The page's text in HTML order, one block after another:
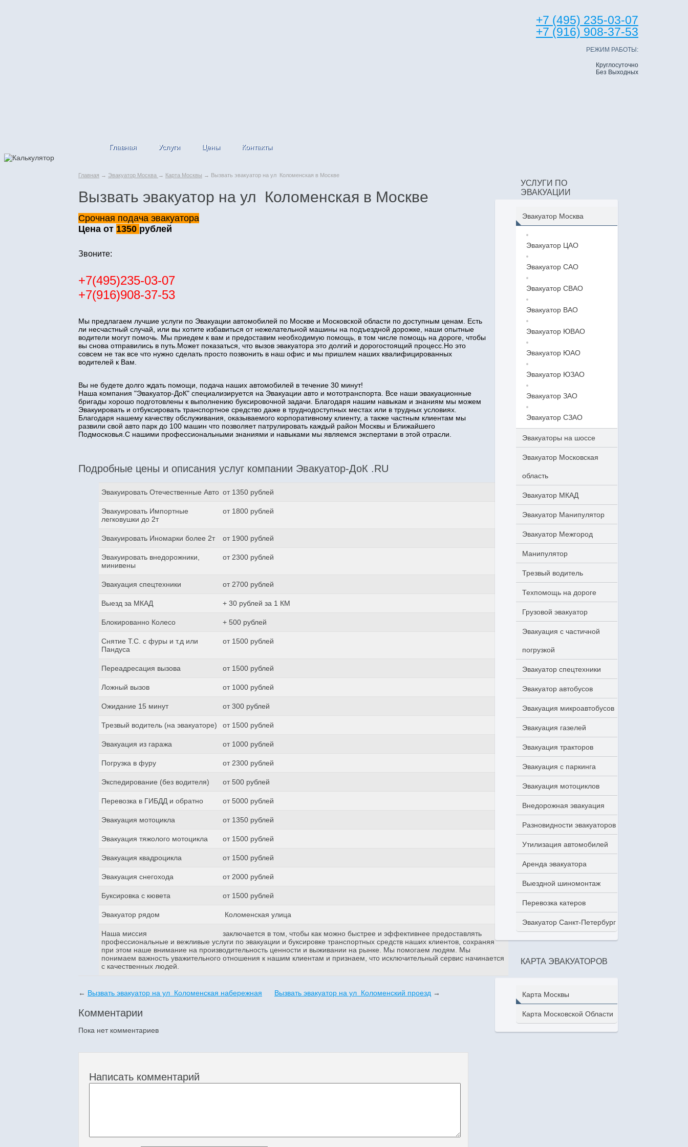
+7 (495) 235-03-07
+7 (916) 908-37-53
РЕЖИМ РАБОТЫ:
Круглосуточно
Без Выходных
Главная Услуги Цены Контакты
Главная → Эвакуатор Москва → Карта Москвы → Вызвать эвакуатор на ул Коломенская в Москве
Вызвать эвакуатор на ул Коломенская в Москве
Срочная подача эвакуатора
Цена от 1350 рублей
Звоните:
+7(495)235-03-07
+7(916)908-37-53
Мы предлагаем лучшие услуги по Эвакуации автомобилей по Москве и Московской области по доступным ценам. Есть
ли несчастный случай, или вы хотите избавиться от нежелательной машины на подъездной дорожке, наши опытные
водители могут помочь. Мы приедем к вам и предоставим необходимую помощь, в том числе помощь на дороге, чтобы
вы снова отправились в путь.Может показаться, что вызов эвакуатора это долгий и дорогостоящий процесс.Но это
совсем не так все что нужно сделать просто позвонить в наш офис и мы пришлем наших квалифицированных
водителей к Вам.
Вы не будете долго ждать помощи, подача наших автомобилей в течение 30 минут!
Наша компания "Эвакуатор-ДоК" специализируется на Эвакуации авто и мототранспорта. Все наши эвакуационные
бригады хорошо подготовлены к выполнению буксировочной задачи. Благодаря нашим навыкам и знаниям мы можем
Эвакуировать и отбуксировать транспортное средство даже в труднодоступных местах или в трудных условиях.
Благодаря нашему качеству обслуживания, оказываемого корпоративному клиенту, а также частным клиентам мы
развили свой авто парк до 100 машин что позволяет патрулировать каждый район Москвы и Ближайшего
Подмосковья.С нашими профессиональными знаниями и навыками мы являемся экспертами в этой отрасли.
Подробные цены и описания услуг компании Эвакуатор-ДоК .RU
Эвакуировать Отечественные Авто от 1350 рублей
Эвакуировать Импортные
легковушки до 2т
от 1800 рублей
Эвакуировать Иномарки более 2т от 1900 рублей
Эвакуировать внедорожники,
минивены
от 2300 рублей
Эвакуация спецтехники от 2700 рублей
Выезд за МКАД + 30 рублей за 1 КМ
Блокированно Колесо + 500 рублей
Снятие Т.С. с фуры и т.д или
Пандуса
от 1500 рублей
Переадресация вызова от 1500 рублей
Ложный вызов от 1000 рублей
Ожидание 15 минут от 300 рублей
Трезвый водитель (на эвакуаторе) от 1500 рублей
Эвакуация из гаража от 1000 рублей
Погрузка в фуру от 2300 рублей
Экспедирование (без водителя) от 500 рублей
Перевозка в ГИБДД и обратно от 5000 рублей
Эвакуация мотоцикла от 1350 рублей
Эвакуация тяжолого мотоцикла от 1500 рублей
Эвакуация квадроцикла от 1500 рублей
Эвакуация снегохода от 2000 рублей
Буксировка с кювета от 1500 рублей
Эвакуатор рядом Коломенская улица
Наша миссия
заключается в том, чтобы как можно быстрее и эффективнее предоставлять
профессиональные и вежливые услуги по эвакуации и буксировке транспортных средств наших клиентов, сохраняя
при этом наше внимание на производительность ценности и выживании на рынке. Мы помогаем людям. Мы
понимаем важность уважительного отношения к нашим клиентам и признаем, что исключительный сервис начинается
с качественных людей.
← Вызвать эвакуатор на ул Коломенская набережная Вызвать эвакуатор на ул Коломенский проезд →
Комментарии
Пока нет комментариев
Написать комментарий
УСЛУГИ ПО
ЭВАКУАЦИИ
Эвакуатор Москва
Эвакуатор ЦАО
Эвакуатор САО
Эвакуатор СВАО
Эвакуатор ВАО
Эвакуатор ЮВАО
Эвакуатор ЮАО
Эвакуатор ЮЗАО
Эвакуатор ЗАО
Эвакуатор СЗАО
Эвакуаторы на шоссе
Эвакуатор Московская
область
Эвакуатор МКАД
Эвакуатор Манипулятор
Эвакуатор Межгород
Манипулятор
Трезвый водитель
Техпомощь на дороге
Грузовой эвакуатор
Эвакуация с частичной
погрузкой
Эвакуатор спецтехники
Эвакуатор автобусов
Эвакуация микроавтобусов
Эвакуация газелей
Эвакуация тракторов
Эвакуация с паркинга
Эвакуация мотоциклов
Внедорожная эвакуация
Разновидности эвакуаторов
Утилизация автомобилей
Аренда эвакуатора
Выездной шиномонтаж
Перевозка катеров
Эвакуатор Санкт-Петербург
КАРТА ЭВАКУАТОРОВ
Карта Москвы
Карта Московской Области